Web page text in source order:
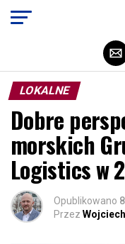
LOKALNE
Dobre
morskich
Logistics w
Opublikowano
Przez